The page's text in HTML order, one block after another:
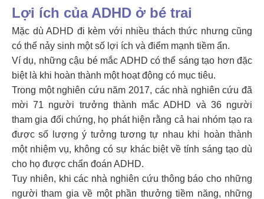
Lợi ích của ADHD ở bé trai
Mặc dù ADHD đi kèm với nhiều thách thức nhưng cũng
có thể nảy sinh một số lợi ích và điểm mạnh tiềm ẩn.
Ví dụ, những cậu bé mắc ADHD có thể sáng tạo hơn đặc
biệt là khi hoàn thành một hoạt động có mục tiêu.
Trong một nghiên cứu năm 2017, các nhà nghiên cứu đã
mời 71 người trưởng thành mắc ADHD và 36 người
tham gia đối chứng, họ phát hiện rằng cả hai nhóm tạo ra
được số lượng ý tưởng tương tự nhau khi hoàn thành
một nhiệm vụ, không có sự khác biệt về tính sáng tạo dù
cho họ được chẩn đoán ADHD.
Tuy nhiên, khi các nhà nghiên cứu thông báo cho những
người tham gia về một phần thưởng tiềm năng, những